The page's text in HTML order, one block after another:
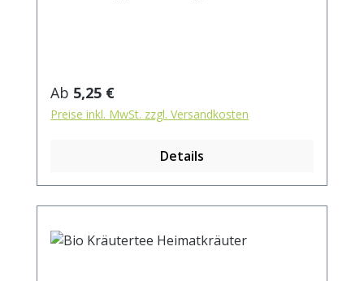
biologischem AnbauZubereitung: ca. 15g
Tee mit 1 Liter kochendem Wasser
aufgiessen. Ziehzeit: ca. 5 min.
Regulärer Preis:
Ab 5,25 €
Preise inkl. MwSt. zzgl. Versandkosten
Details